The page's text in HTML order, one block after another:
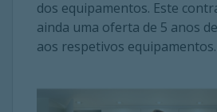
dos equipamentos. Este
ainda uma oferta de 5 anos
aos respetivos equipamentos.